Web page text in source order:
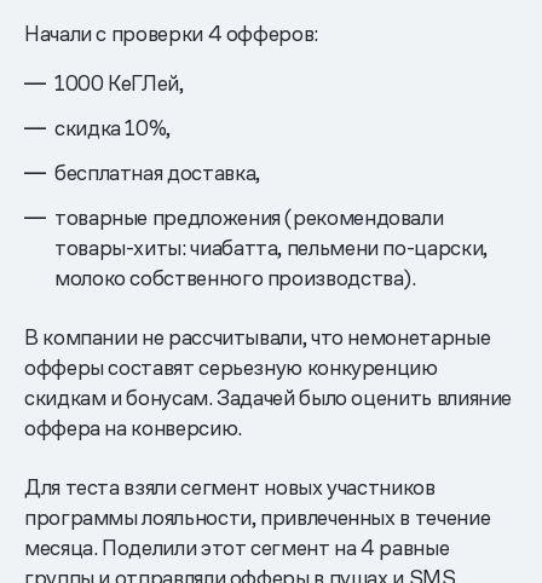
Начали с проверки 4 офферов:
1000 КеГЛей,
скидка 10%,
бесплатная доставка,
товарные предложения (рекомендовали
товары-хиты: чиабатта, пельмени по-царски,
молоко собственного производства).
В компании не рассчитывали, что немонетарные
офферы составят серьезную конкуренцию
скидкам и бонусам. Задачей было оценить влияние
оффера на конверсию.
Для теста взяли сегмент новых участников
программы лояльности, привлеченных в течение
месяца. Поделили этот сегмент на 4 равные